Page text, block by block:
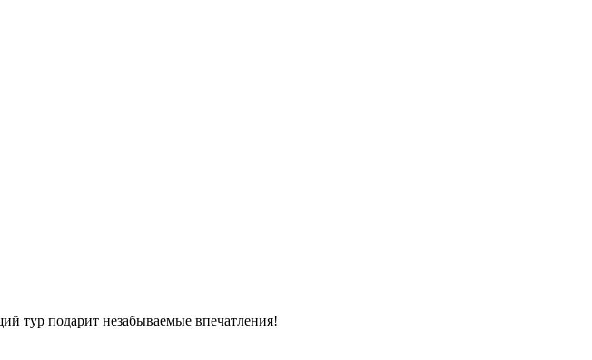
тур подарит незабываемые впечатления!